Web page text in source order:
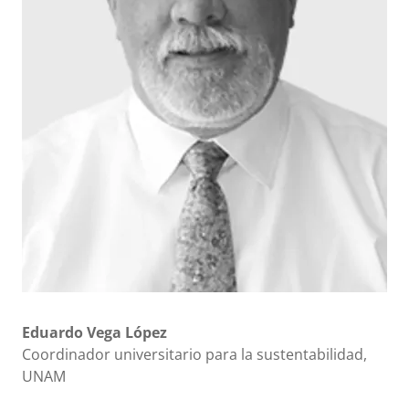
Eduardo Vega López
Coordinador universitario para la sustentabilidad,
UNAM